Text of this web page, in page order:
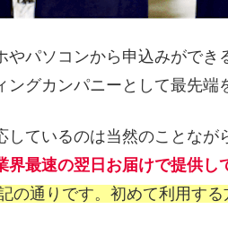
やパソコンから申込みがで
グカンパニーとして最先端
しているのは当然のことなが
界最速の翌日お届けで提供し
の通りです。初めて利用す